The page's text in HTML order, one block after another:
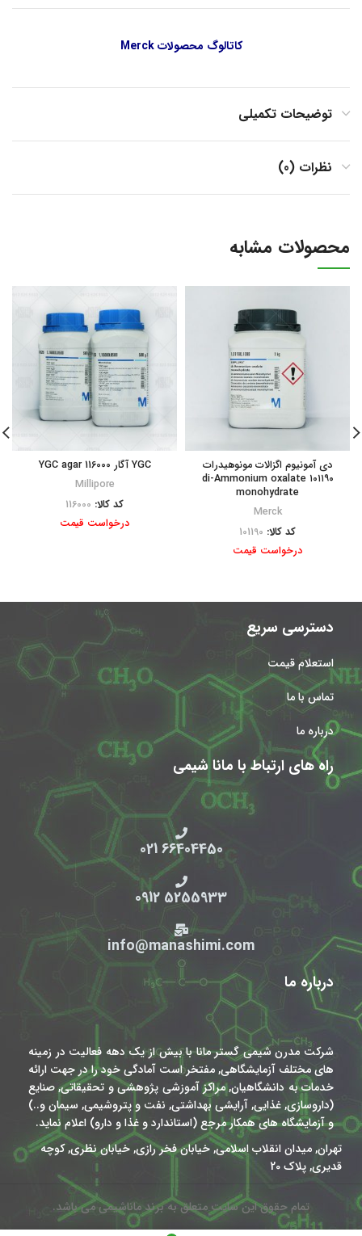
کاتالوگ محصولات Merck
توضیحات تکمیلی
نظرات (0)
محصولات مشابه
دی آمونیوم اگزالات مونوهیدرات
۱۰۱۱۹۰ di-Ammonium oxalate
monohydrate
Merck
کد کالا: 101190
درخواست قیمت
YGC آگار YGC agar 116000
Millipore
کد کالا: 116000
درخواست قیمت
دسترسی سریع
استعلام قیمت
تماس با ما
درباره ما
راه های ارتباط با مانا شیمی
66404450 021
5255933 0912
info@manashimi.com
درباره ما
شرکت مدرن شیمی گستر مانا با بیش از یک دهه فعالیت در زمینه
های مختلف آزمایشگاهی, مفتخر است آمادگی خود را در جهت ارائه
خدمات به دانشگاهیان, مراکز آموزشی پژوهشی و تحقیقاتی, صنایع
(داروسازی, غذایی, آرایشی بهداشتی, نفت و پتروشیمی, سیمان و..)
و آزمایشگاه های همکار مرجع (استاندارد و غذا و دارو) اعلام نماید.
تهران, میدان انقلاب اسلامی, خیابان فخر رازی, خیابان نظری, کوچه
قدیری, پلاک 20
تمام حقوق این سایت متعلق به برند ماناشیمی می باشد.